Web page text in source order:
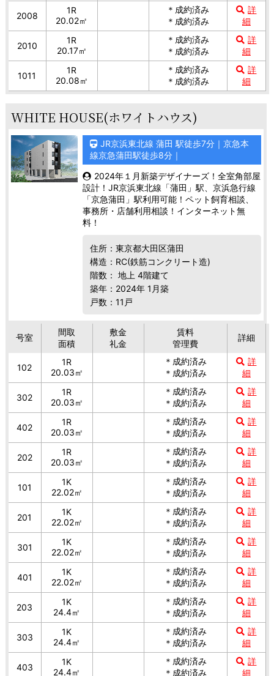
2008
1R
20.02㎡
＊成約済み
＊成約済み
詳
細
2010
1R
20.17㎡
＊成約済み
＊成約済み
詳
細
1011
1R
20.08㎡
＊成約済み
＊成約済み
詳
細
WHITE HOUSE(ホワイトハウス)
JR京浜東北線 蒲田 駅徒歩7分｜京急本
線京急蒲田駅徒歩8分｜
2024年１月新築デザイナーズ！全室角部屋
設計！JR京浜東北線「蒲田」駅、京浜急行線
「京急蒲田」駅利用可能！ペット飼育相談、
事務所・店舗利用相談！インターネット無
料！
住所：東京都大田区蒲田
構造：RC(鉄筋コンクリート造)
階数： 地上 4階建て
築年：2024年 1月築
戸数：11戸
号室
間取
面積
敷金
礼金
賃料
管理費
詳細
102
1R
20.03㎡
＊成約済み
＊成約済み
詳
細
302
1R
20.03㎡
＊成約済み
＊成約済み
詳
細
402
1R
20.03㎡
＊成約済み
＊成約済み
詳
細
202
1R
20.03㎡
＊成約済み
＊成約済み
詳
細
101
1K
22.02㎡
＊成約済み
＊成約済み
詳
細
201
1K
22.02㎡
＊成約済み
＊成約済み
詳
細
301
1K
22.02㎡
＊成約済み
＊成約済み
詳
細
401
1K
22.02㎡
＊成約済み
＊成約済み
詳
細
203
1K
24.4㎡
＊成約済み
＊成約済み
詳
細
303
1K
24.4㎡
＊成約済み
＊成約済み
詳
細
403
1K
24.4㎡
＊成約済み
＊成約済み
詳
細